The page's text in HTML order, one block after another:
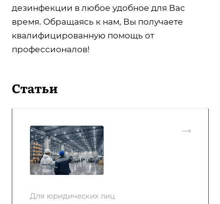
дезинфекции в любое удобное для Вас
время. Обращаясь к нам, Вы получаете
квалифицированную помощь от
профессионалов!
Статьи
Для юридических лиц